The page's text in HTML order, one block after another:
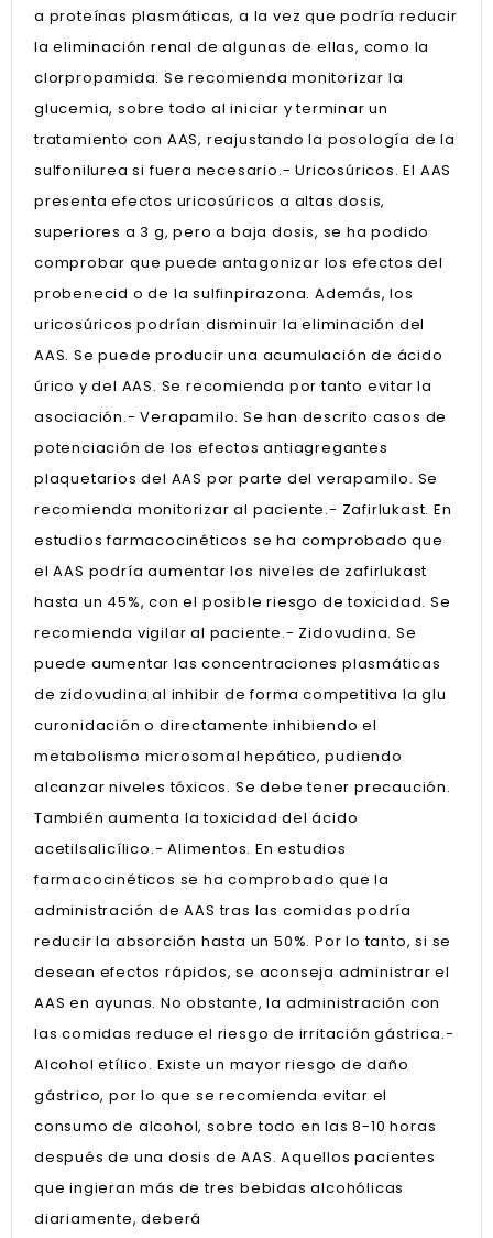
a proteínas plasmáticas, a la vez que podría reducir
la eliminación renal de algunas de ellas, como la
clorpropamida. Se recomienda monitorizar la
glucemia, sobre todo al iniciar y terminar un
tratamiento con AAS, reajustando la posología de la
sulfonilurea si fuera necesario.- Uricosúricos. El AAS
presenta efectos uricosúricos a altas dosis,
superiores a 3 g, pero a baja dosis, se ha podido
comprobar que puede antagonizar los efectos del
probenecid o de la sulfinpirazona. Además, los
uricosúricos podrían disminuir la eliminación del
AAS. Se puede producir una acumulación de ácido
úrico y del AAS. Se recomienda por tanto evitar la
asociación.- Verapamilo. Se han descrito casos de
potenciación de los efectos antiagregantes
plaquetarios del AAS por parte del verapamilo. Se
recomienda monitorizar al paciente.- Zafirlukast. En
estudios farmacocinéticos se ha comprobado que
el AAS podría aumentar los niveles de zafirlukast
hasta un 45%, con el posible riesgo de toxicidad. Se
recomienda vigilar al paciente.- Zidovudina. Se
puede aumentar las concentraciones plasmáticas
de zidovudina al inhibir de forma competitiva la glu
curonidación o directamente inhibiendo el
metabolismo microsomal hepático, pudiendo
alcanzar niveles tóxicos. Se debe tener precaución.
También aumenta la toxicidad del ácido
acetilsalicílico.- Alimentos. En estudios
farmacocinéticos se ha comprobado que la
administración de AAS tras las comidas podría
reducir la absorción hasta un 50%. Por lo tanto, si se
desean efectos rápidos, se aconseja administrar el
AAS en ayunas. No obstante, la administración con
las comidas reduce el riesgo de irritación gástrica.-
Alcohol etílico. Existe un mayor riesgo de daño
gástrico, por lo que se recomienda evitar el
consumo de alcohol, sobre todo en las 8-10 horas
después de una dosis de AAS. Aquellos pacientes
que ingieran más de tres bebidas alcohólicas
diariamente, deberá